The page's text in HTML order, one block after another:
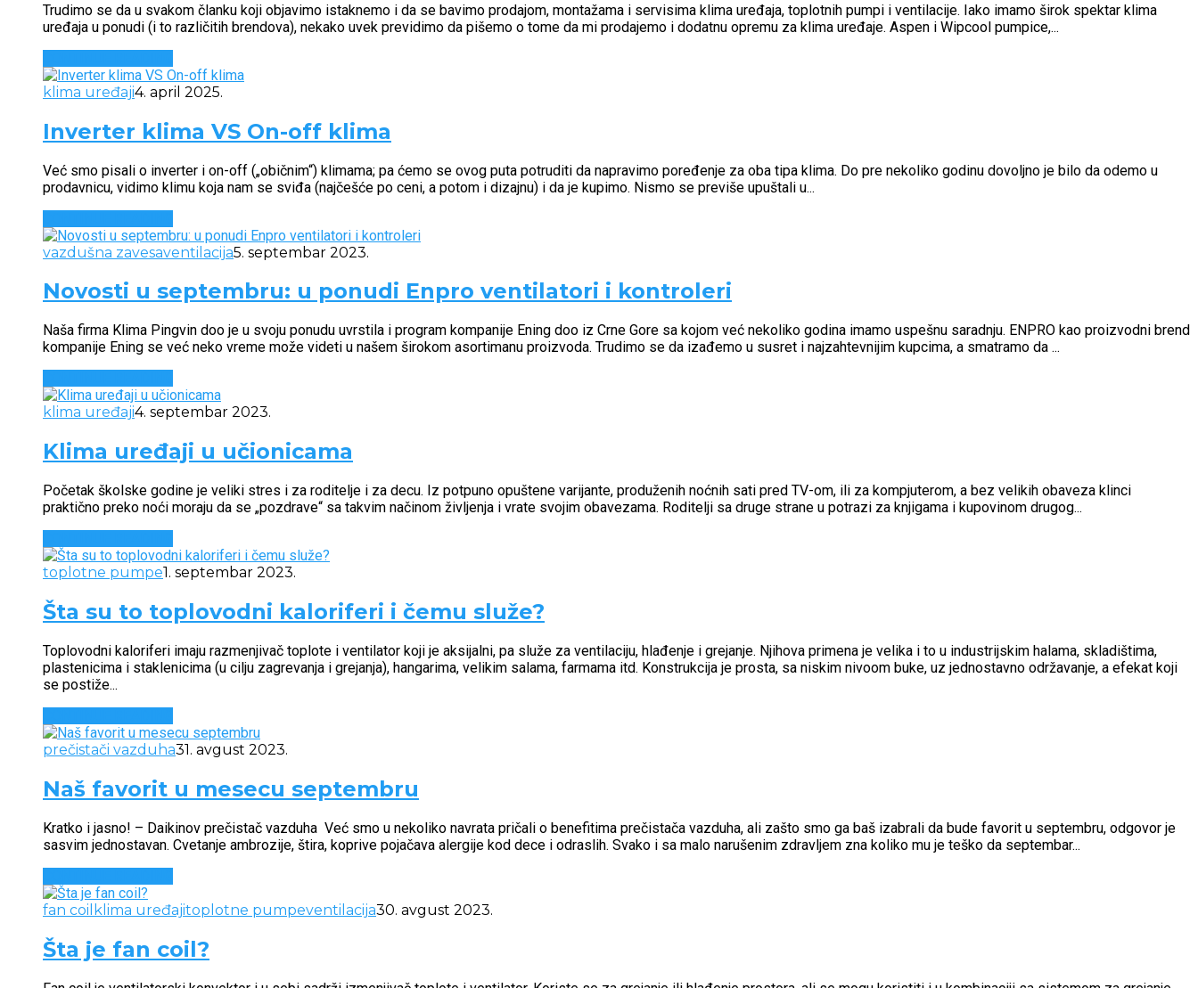
Trudimo se da u svakom članku koji objavimo istaknemo i da se bavimo prodajom, montažama i servisima klima uređaja, toplotnih pumpi i ventilacije. Iako imamo širok spektar klima
uređaja u ponudi (i to različitih brendova), nekako uvek previdimo da pišemo o tome da mi prodajemo i dodatnu opremu za klima uređaje. Aspen i Wipcool pumpice,...
klima uređaji4. april 2025.
Inverter klima VS On-off klima
Već smo pisali o inverter i on-off („običnim“) klimama; pa ćemo se ovog puta potruditi da napravimo poređenje za oba tipa klima. Do pre nekoliko godinu dovoljno je bilo da odemo u
prodavnicu, vidimo klimu koja nam se sviđa (najčešće po ceni, a potom i dizajnu) i da je kupimo. Nismo se previše upuštali u...
vazdušna zavesaventilacija5. septembar 2023.
Novosti u septembru: u ponudi Enpro ventilatori i kontroleri
Naša firma Klima Pingvin doo je u svoju ponudu uvrstila i program kompanije Ening doo iz Crne Gore sa kojom već nekoliko godina imamo uspešnu saradnju. ENPRO kao proizvodni brend
kompanije Ening se već neko vreme može videti u našem širokom asortimanu proizvoda. Trudimo se da izađemo u susret i najzahtevnijim kupcima, a smatramo da ...
klima uređaji4. septembar 2023.
Klima uređaji u učionicama
Početak školske godine je veliki stres i za roditelje i za decu. Iz potpuno opuštene varijante, produženih noćnih sati pred TV-om, ili za kompjuterom, a bez velikih obaveza klinci
praktično preko noći moraju da se „pozdrave“ sa takvim načinom življenja i vrate svojim obavezama. Roditelji sa druge strane u potrazi za knjigama i kupovinom drugog...
toplotne pumpe1. septembar 2023.
Šta su to toplovodni kaloriferi i čemu služe?
Toplovodni kaloriferi imaju razmenjivač toplote i ventilator koji je aksijalni, pa služe za ventilaciju, hlađenje i grejanje. Njihova primena je velika i to u industrijskim halama, skladištima,
plastenicima i staklenicima (u cilju zagrevanja i grejanja), hangarima, velikim salama, farmama itd. Konstrukcija je prosta, sa niskim nivoom buke, uz jednostavno održavanje, a efekat koji
se postiže...
prečistači vazduha31. avgust 2023.
Naš favorit u mesecu septembru
Kratko i jasno! – Daikinov prečistač vazduha Već smo u nekoliko navrata pričali o benefitima prečistača vazduha, ali zašto smo ga baš izabrali da bude favorit u septembru, odgovor je
sasvim jednostavan. Cvetanje ambrozije, štira, koprive pojačava alergije kod dece i odraslih. Svako i sa malo narušenim zdravljem zna koliko mu je teško da septembar...
fan coil klima uređajitoplotne pumpeventilacija30. avgust 2023.
Šta je fan coil?